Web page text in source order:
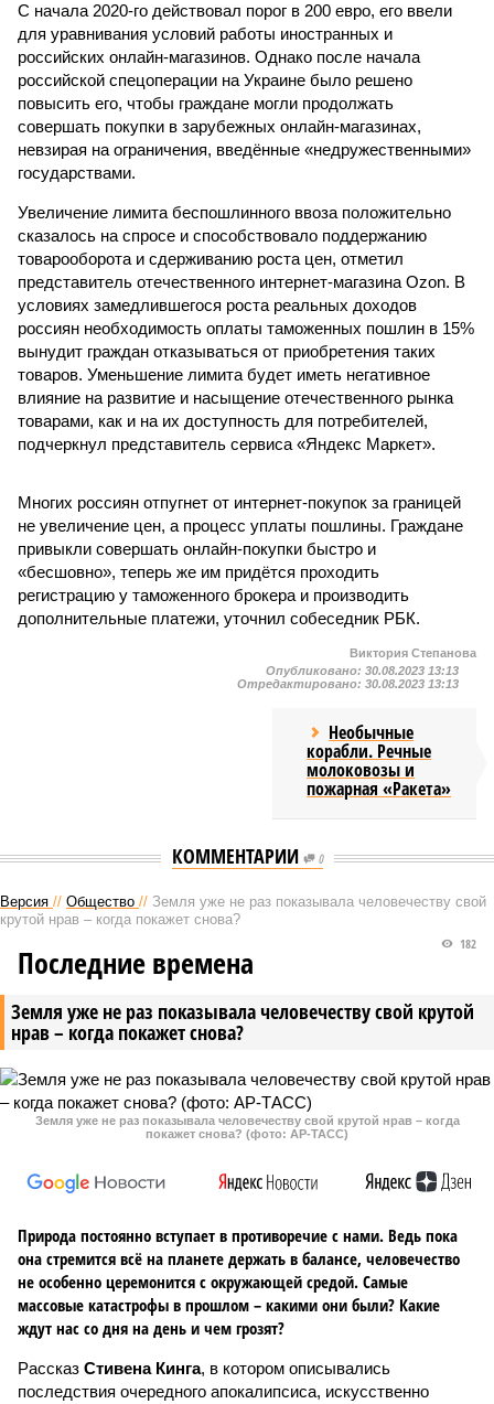
С начала 2020-го действовал порог в 200 евро, его ввели
для уравнивания условий работы иностранных и
российских онлайн-магазинов. Однако после начала
российской спецоперации на Украине было решено
повысить его, чтобы граждане могли продолжать
совершать покупки в зарубежных онлайн-магазинах,
невзирая на ограничения, введённые «недружественными»
государствами.
Увеличение лимита беспошлинного ввоза положительно
сказалось на спросе и способствовало поддержанию
товарооборота и сдерживанию роста цен, отметил
представитель отечественного интернет-магазина Ozon. В
условиях замедлившегося роста реальных доходов
россиян необходимость оплаты таможенных пошлин в 15%
вынудит граждан отказываться от приобретения таких
товаров. Уменьшение лимита будет иметь негативное
влияние на развитие и насыщение отечественного рынка
товарами, как и на их доступность для потребителей,
подчеркнул представитель сервиса «Яндекс Маркет».
Многих россиян отпугнет от интернет-покупок за границей
не увеличение цен, а процесс уплаты пошлины. Граждане
привыкли совершать онлайн-покупки быстро и
«бесшовно», теперь же им придётся проходить
регистрацию у таможенного брокера и производить
дополнительные платежи, уточнил собеседник РБК.
Виктория Степанова
Опубликовано: 30.08.2023 13:13
Отредактировано: 30.08.2023 13:13
Необычные
корабли. Речные
молоковозы и
пожарная «Ракета»
КОММЕНТАРИИ 0
Версия // Общество // Земля уже не раз показывала человечеству свой
крутой нрав – когда покажет снова?
Земля уже не раз показывала человечеству свой крутой
нрав – когда покажет снова?
182
Последние времена
Земля уже не раз показывала человечеству свой крутой нрав – когда
покажет снова? (фото: АР-ТАСС)
Природа постоянно вступает в противоречие с нами. Ведь пока
она стремится всё на планете держать в балансе, человечество
не особенно церемонится с окружающей средой. Самые
массовые катастрофы в прошлом – какими они были? Какие
ждут нас со дня на день и чем грозят?
Рассказ Стивена Кинга, в котором описывались
последствия очередного апокалипсиса, искусственно